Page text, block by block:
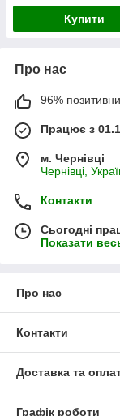
Купити
Про нас
96%
Працює з
м. Чернівці
Чернівці,
Контакти
Сьогодні
Показати
Про нас
Контакти
Доставка та
Графік роботи